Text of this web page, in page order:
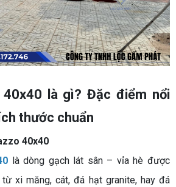
40x40 là gì? Đặc điểm nổi
thước chuẩn
40x40
là dòng gạch lát sân – vỉa hè được
xi măng, cát, đá hạt granite, hay đá